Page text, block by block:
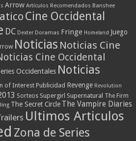
Arrow Artículos Recomendados Banshee
Cine Occidental
DC Dexter Doramas Fringe Homeland Juego
Noticias Noticias Cine
Cine Occidental
Occidentales Noticias
of Interest Publicidad Revenge Revolution
Sorteos Supergirl Supernatural The Firm
The Secret Circle The Vampire Diaries
Ultimos Articulos
Zona de Series